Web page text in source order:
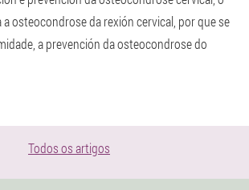
osteocondrose da rexión cervical, por que se
a prevención da osteocondrose do
Todos os artigos